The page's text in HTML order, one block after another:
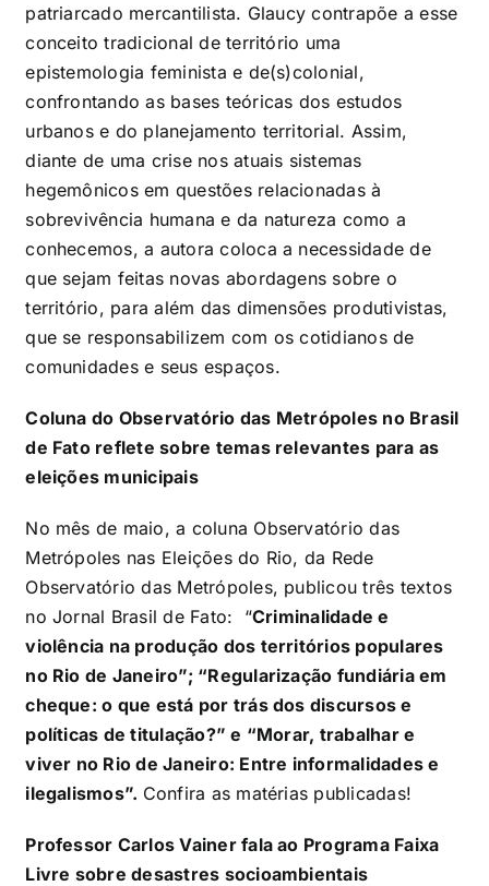
patriarcado mercantilista. Glaucy contrapõe a esse
conceito tradicional de território uma
epistemologia feminista e de(s)colonial,
confrontando as bases teóricas dos estudos
urbanos e do planejamento territorial. Assim,
diante de uma crise nos atuais sistemas
hegemônicos em questões relacionadas à
sobrevivência humana e da natureza como a
conhecemos, a autora coloca a necessidade de
que sejam feitas novas abordagens sobre o
território, para além das dimensões produtivistas,
que se responsabilizem com os cotidianos de
comunidades e seus espaços.
Coluna do Observatório das Metrópoles no Brasil
de Fato reflete sobre temas relevantes para as
eleições municipais
No mês de maio, a coluna Observatório das
Metrópoles nas Eleições do Rio, da Rede
Observatório das Metrópoles, publicou três textos
no Jornal Brasil de Fato: “Criminalidade e
violência na produção dos territórios populares
no Rio de Janeiro”; “Regularização fundiária em
cheque: o que está por trás dos discursos e
políticas de titulação?” e “Morar, trabalhar e
viver no Rio de Janeiro: Entre informalidades e
ilegalismos”. Confira as matérias publicadas!
Professor Carlos Vainer fala ao Programa Faixa
Livre sobre desastres socioambientais